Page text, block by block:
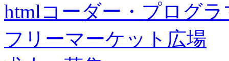
htmlコーダー・プログラ
フリーマーケット広場